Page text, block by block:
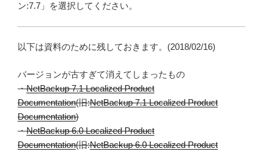
ン:7.7」を選択してください。
以下は資料のために残しておきます。(2018/02/16)
バージョンが古すぎて消えてしまったもの
・NetBackup 7.1 Localized Product
Documentation(旧:NetBackup 7.1 Localized Product
Documentation)
・NetBackup 6.0 Localized Product
Documentation(旧:NetBackup 6.0 Localized Product